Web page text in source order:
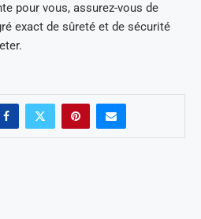
pour vous, assurez-vous de
exact de sûreté et de sécurité